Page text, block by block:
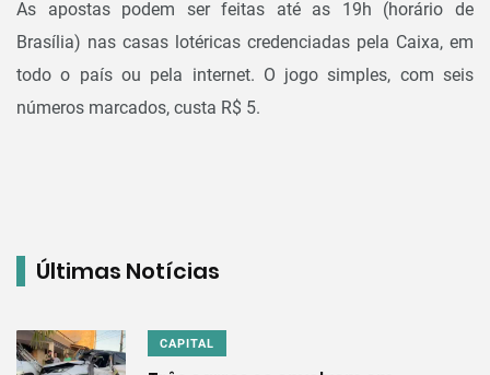
As apostas podem ser feitas até as 19h (horário de
Brasília) nas casas lotéricas credenciadas pela Caixa, em
todo o país ou pela internet. O jogo simples, com seis
números marcados, custa R$ 5.
Últimas Notícias
CAPITAL